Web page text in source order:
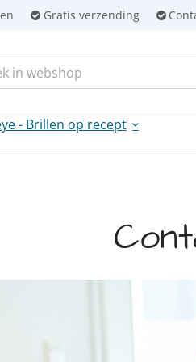
Gratis verzending
- Brillen op recept